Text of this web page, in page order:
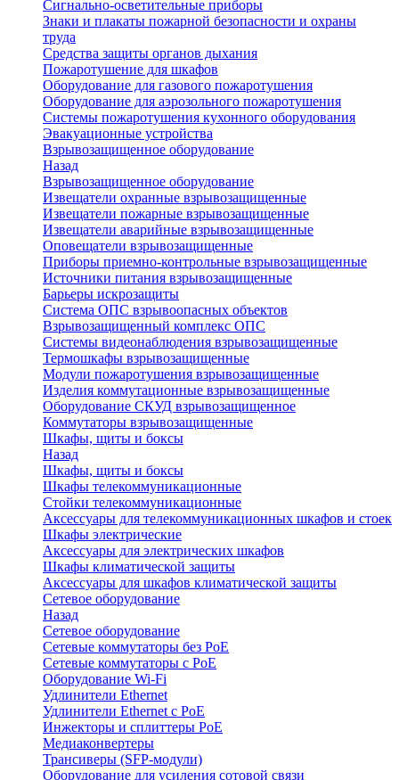
Сигнально-осветительные приборы
Знаки и плакаты пожарной безопасности и охраны
труда
Средства защиты органов дыхания
Пожаротушение для шкафов
Оборудование для газового пожаротушения
Оборудование для аэрозольного пожаротушения
Системы пожаротушения кухонного оборудования
Эвакуационные устройства
Взрывозащищенное оборудование
Назад
Взрывозащищенное оборудование
Извещатели охранные взрывозащищенные
Извещатели пожарные взрывозащищенные
Извещатели аварийные взрывозащищенные
Оповещатели взрывозащищенные
Приборы приемно-контрольные взрывозащищенные
Источники питания взрывозащищенные
Барьеры искрозащиты
Система ОПС взрывоопасных объектов
Взрывозащищенный комплекс ОПС
Системы видеонаблюдения взрывозащищенные
Термошкафы взрывозащищенные
Модули пожаротушения взрывозащищенные
Изделия коммутационные взрывозащищенные
Оборудование СКУД взрывозащищенное
Коммутаторы взрывозащищенные
Шкафы, щиты и боксы
Назад
Шкафы, щиты и боксы
Шкафы телекоммуникационные
Стойки телекоммуникационные
Аксессуары для телекоммуникационных шкафов и стоек
Шкафы электрические
Аксессуары для электрических шкафов
Шкафы климатической защиты
Аксессуары для шкафов климатической защиты
Сетевое оборудование
Назад
Сетевое оборудование
Сетевые коммутаторы без PoE
Сетевые коммутаторы с PoE
Оборудование Wi-Fi
Удлинители Ethernet
Удлинители Ethernet с PoE
Инжекторы и сплиттеры PoE
Медиаконвертеры
Трансиверы (SFP-модули)
Оборудование для усиления сотовой связи